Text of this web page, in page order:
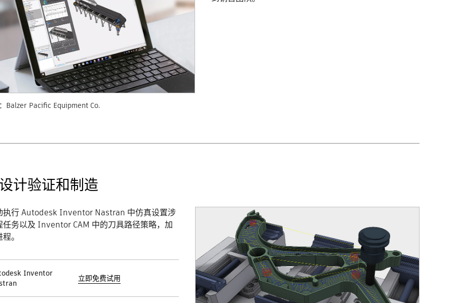
Balzer Pacific Equipment Co.
计验证和制造
执行 Autodesk Inventor Nastran 中仿真设置涉
任务以及 Inventor CAM 中的刀具路径策略，加
。
Inventor
立即免费试用